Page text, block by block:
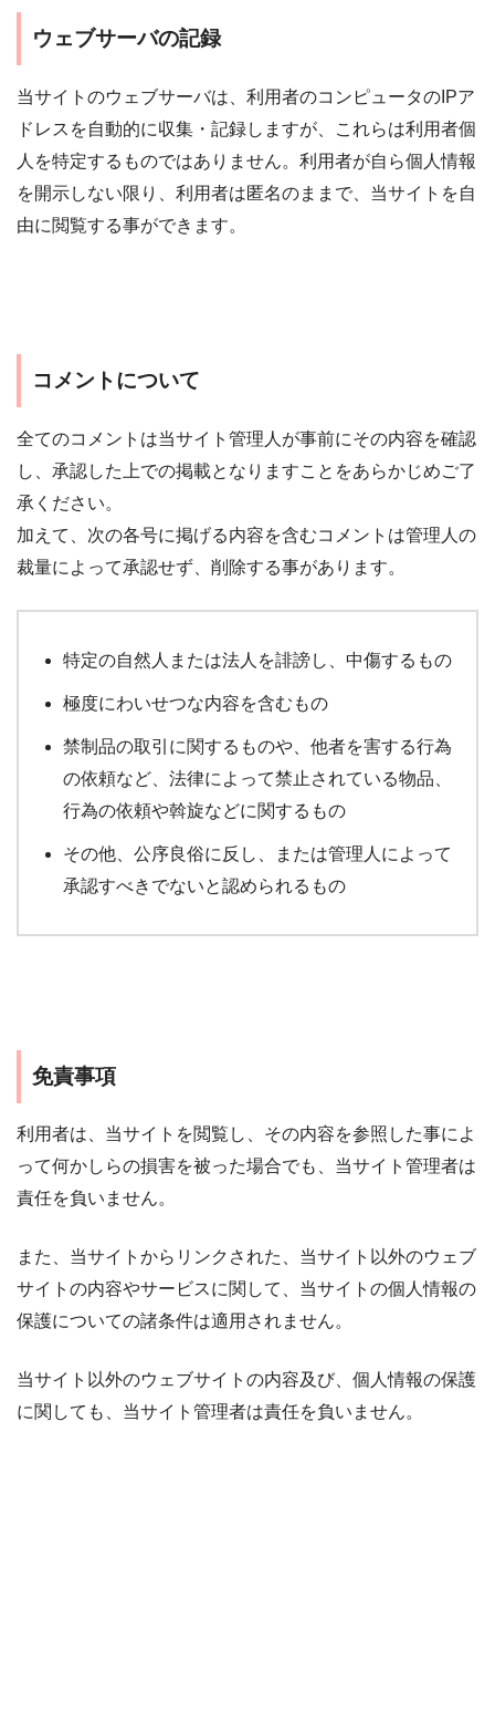
ウェブサーバの記録
当サイトのウェブサーバは、利用者のコンピュータのIPア
ドレスを自動的に収集・記録しますが、これらは利用者個
人を特定するものではありません。利用者が自ら個人情報
を開示しない限り、利用者は匿名のままで、当サイトを自
由に閲覧する事ができます。
コメントについて
全てのコメントは当サイト管理人が事前にその内容を確認
し、承認した上での掲載となりますことをあらかじめご了
承ください。
加えて、次の各号に掲げる内容を含むコメントは管理人の
裁量によって承認せず、削除する事があります。
特定の自然人または法人を誹謗し、中傷するもの
極度にわいせつな内容を含むもの
禁制品の取引に関するものや、他者を害する行為
の依頼など、法律によって禁止されている物品、
行為の依頼や斡旋などに関するもの
その他、公序良俗に反し、または管理人によって
承認すべきでないと認められるもの
免責事項
利用者は、当サイトを閲覧し、その内容を参照した事によ
って何かしらの損害を被った場合でも、当サイト管理者は
責任を負いません。
また、当サイトからリンクされた、当サイト以外のウェブ
サイトの内容やサービスに関して、当サイトの個人情報の
保護についての諸条件は適用されません。
当サイト以外のウェブサイトの内容及び、個人情報の保護
に関しても、当サイト管理者は責任を負いません。